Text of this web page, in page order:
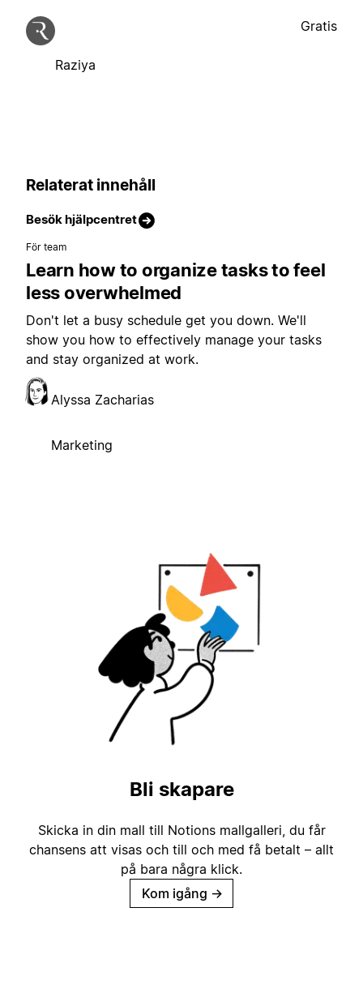
Raziya
Gratis
Relaterat innehåll
Besök hjälpcentret
För team
Learn how to organize tasks to feel
less overwhelmed
Don't let a busy schedule get you down. We'll
show you how to effectively manage your tasks
and stay organized at work.
Alyssa Zacharias
Marketing
Bli skapare
Skicka in din mall till Notions mallgalleri, du får
chansens att visas och till och med få betalt – allt
på bara några klick.
Kom igång →